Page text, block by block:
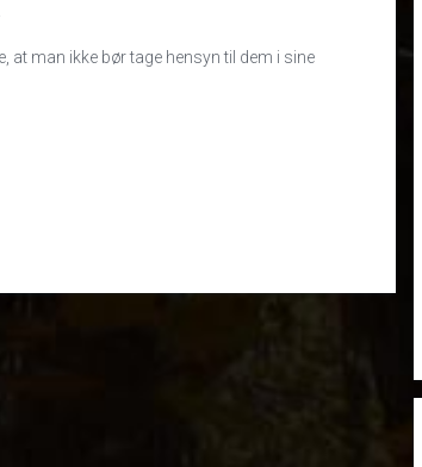
at man ikke bør tage hensyn til dem i sine